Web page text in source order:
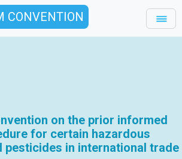
CONVENTION
on the prior informed
for certain hazardous
pesticides in international trade